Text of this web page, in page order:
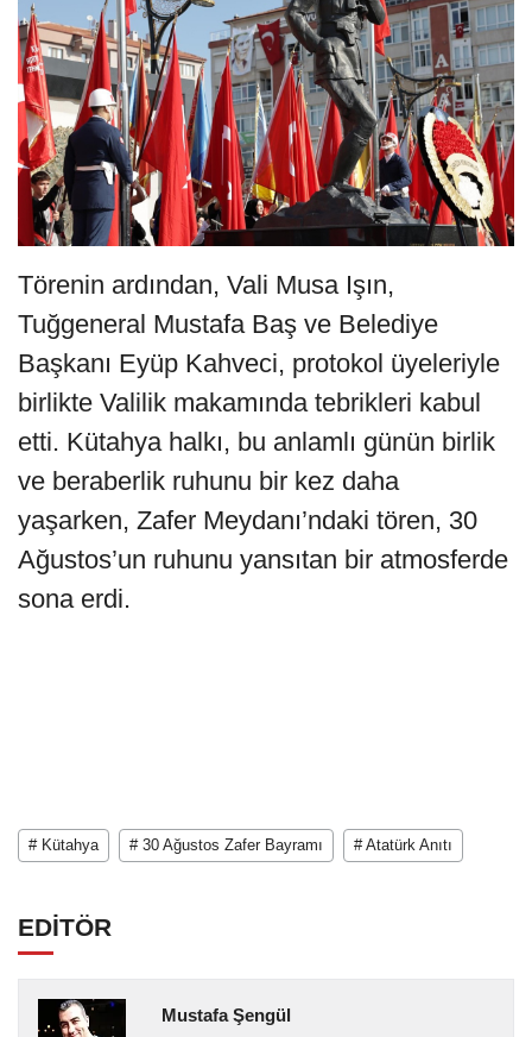
Törenin ardından, Vali Musa Işın,
Tuğgeneral Mustafa Baş ve Belediye
Başkanı Eyüp Kahveci, protokol üyeleriyle
birlikte Valilik makamında tebrikleri kabul
etti. Kütahya halkı, bu anlamlı günün birlik
ve beraberlik ruhunu bir kez daha
yaşarken, Zafer Meydanı’ndaki tören, 30
Ağustos’un ruhunu yansıtan bir atmosferde
sona erdi.
# Kütahya # 30 Ağustos Zafer Bayramı # Atatürk Anıtı
EDİTÖR
Mustafa Şengül